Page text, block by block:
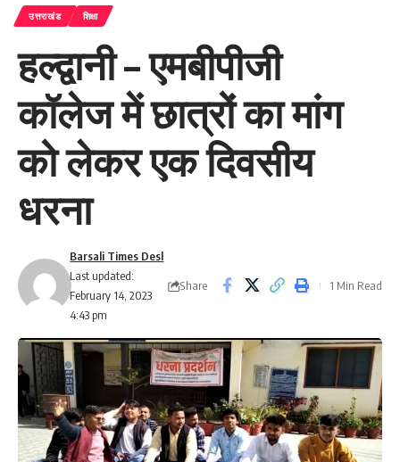
उत्तराखंड शिक्षा
हल्द्वानी – एमबीपीजी
कॉलेज में छात्रों का मांग
को लेकर एक दिवसीय
धरना
Last updated:
February 14, 2023
4:43 pm
Barsali Times Desl
Share 1 Min Read